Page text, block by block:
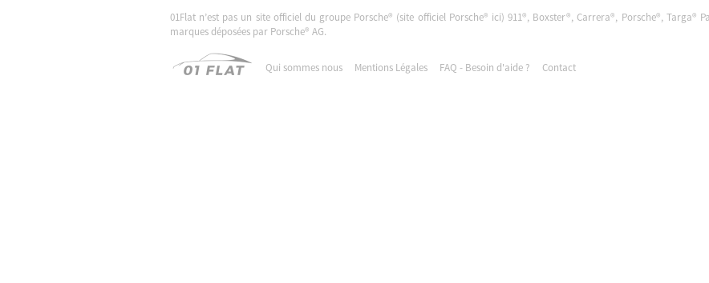
01Flat n’est pas un site officiel du groupe Porsche® (site officiel Porsche® ici) 911®, Boxster®, Carrera®, Porsche®, Targa®
marques déposées par Porsche® AG.
Qui sommes nous Mentions Légales FAQ - Besoin d'aide ? Contact